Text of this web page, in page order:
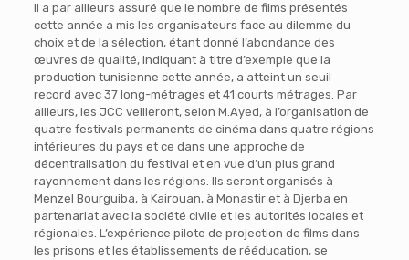
Il a par ailleurs assuré que le nombre de films présentés
cette année a mis les organisateurs face au dilemme du
choix et de la sélection, étant donné l’abondance des
œuvres de qualité, indiquant à titre d’exemple que la
production tunisienne cette année, a atteint un seuil
record avec 37 long-métrages et 41 courts métrages. Par
ailleurs, les JCC veilleront, selon M.Ayed, à l’organisation de
quatre festivals permanents de cinéma dans quatre régions
intérieures du pays et ce dans une approche de
décentralisation du festival et en vue d’un plus grand
rayonnement dans les régions. Ils seront organisés à
Menzel Bourguiba, à Kairouan, à Monastir et à Djerba en
partenariat avec la société civile et les autorités locales et
régionales. L’expérience pilote de projection de films dans
les prisons et les établissements de rééducation, se